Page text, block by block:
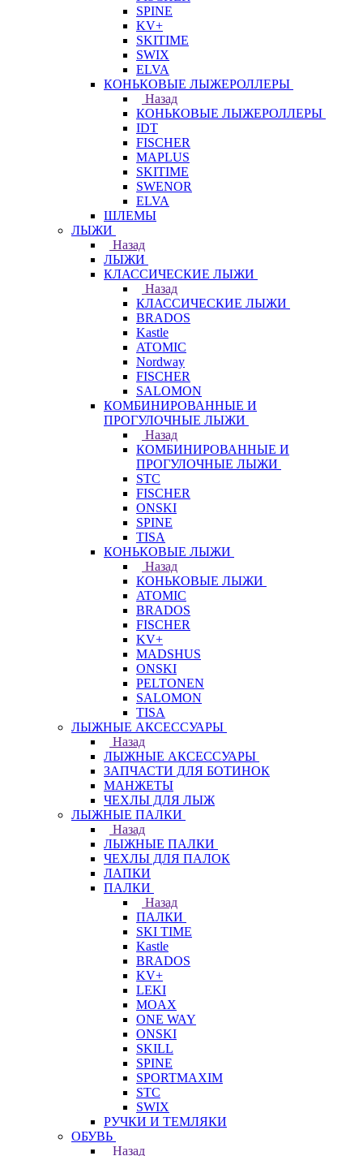
SPINE
KV+
SKITIME
SWIX
ELVA
КОНЬКОВЫЕ ЛЫЖЕРОЛЛЕРЫ
Назад
КОНЬКОВЫЕ ЛЫЖЕРОЛЛЕРЫ
IDT
FISCHER
MAPLUS
SKITIME
SWENOR
ELVA
ШЛЕМЫ
ЛЫЖИ
Назад
ЛЫЖИ
КЛАССИЧЕСКИЕ ЛЫЖИ
Назад
КЛАССИЧЕСКИЕ ЛЫЖИ
BRADOS
Kastle
ATOMIC
Nordway
FISCHER
SALOMON
КОМБИНИРОВАННЫЕ И
ПРОГУЛОЧНЫЕ ЛЫЖИ
Назад
КОМБИНИРОВАННЫЕ И
ПРОГУЛОЧНЫЕ ЛЫЖИ
STC
FISCHER
ONSKI
SPINE
TISA
КОНЬКОВЫЕ ЛЫЖИ
Назад
КОНЬКОВЫЕ ЛЫЖИ
ATOMIC
BRADOS
FISCHER
KV+
MADSHUS
ONSKI
PELTONEN
SALOMON
TISA
ЛЫЖНЫЕ АКСЕССУАРЫ
Назад
ЛЫЖНЫЕ АКСЕССУАРЫ
ЗАПЧАСТИ ДЛЯ БОТИНОК
МАНЖЕТЫ
ЧЕХЛЫ ДЛЯ ЛЫЖ
ЛЫЖНЫЕ ПАЛКИ
Назад
ЛЫЖНЫЕ ПАЛКИ
ЧЕХЛЫ ДЛЯ ПАЛОК
ЛАПКИ
ПАЛКИ
Назад
ПАЛКИ
SKI TIME
Kastle
BRADOS
KV+
LEKI
MOAX
ONE WAY
ONSKI
SKILL
SPINE
SPORTMAXIM
STC
SWIX
РУЧКИ И ТЕМЛЯКИ
ОБУВЬ
Назад